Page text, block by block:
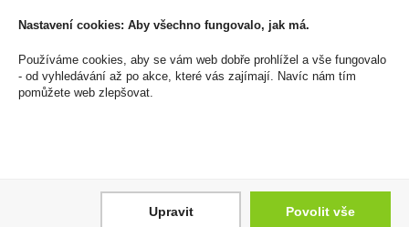
TianDe Přírodní antiperspirant Natural Veil
Ze 100 % se skládá z horninového sopečného minerálu alunite,
který eliminuje tělesný pach a neblokuje póry. Nezanechává žádné
stopy na oblečení. Bez zápachu. Hypoalergenní. Vhodný pro muže i
Nastavení cookies: Aby všechno fungovalo, jak má.
Používáme cookies, aby se vám web dobře prohlížel a vše fungovalo
- od vyhledávání až po akce, které vás zajímají. Navíc nám tím
pomůžete web zlepšovat.
Upravit Povolit vše